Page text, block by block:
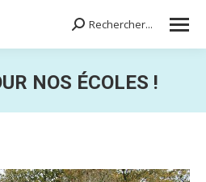
Search:Rechercher...
NOS ÉCOLES !